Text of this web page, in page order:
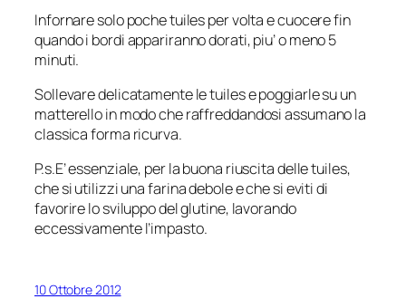
Infornare solo poche tuiles per volta e cuocere fin
quando i bordi appariranno dorati, piu’ o meno 5
minuti.
Sollevare delicatamente le tuiles e poggiarle su un
matterello in modo che raffreddandosi assumano la
classica forma ricurva.
P.s.E’ essenziale, per la buona riuscita delle tuiles,
che si utilizzi una farina debole e che si eviti di
favorire lo sviluppo del glutine, lavorando
eccessivamente l’impasto.
10 Ottobre 2012